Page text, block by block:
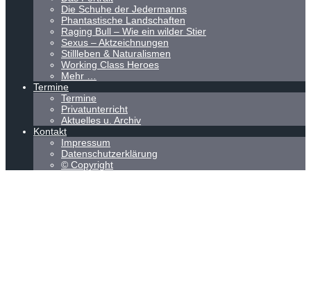
Die Schuhe der Jedermanns
Phantastische Landschaften
Raging Bull – Wie ein wilder Stier
Sexus – Aktzeichnungen
Stillleben & Naturalismen
Working Class Heroes
Mehr …
Termine
Termine
Privatunterricht
Aktuelles u. Archiv
Kontakt
Impressum
Datenschutzerklärung
© Copyright